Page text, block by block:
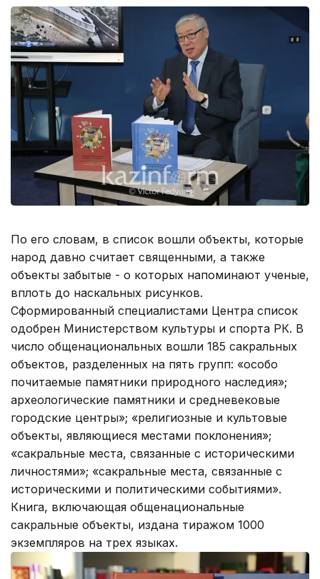
По его словам, в список вошли объекты, которые
народ давно считает священными, а также
объекты забытые - о которых напоминают ученые,
вплоть до наскальных рисунков.
Сформированный специалистами Центра список
одобрен Министерством культуры и спорта РК. В
число общенациональных вошли 185 сакральных
объектов, разделенных на пять групп: «особо
почитаемые памятники природного наследия»;
археологические памятники и средневековые
городские центры»; «религиозные и культовые
объекты, являющиеся местами поклонения»;
«сакральные места, связанные с историческими
личностями»; «сакральные места, связанные с
историческими и политическими событиями».
Книга, включающая общенациональные
сакральные объекты, издана тиражом 1000
экземпляров на трех языках.